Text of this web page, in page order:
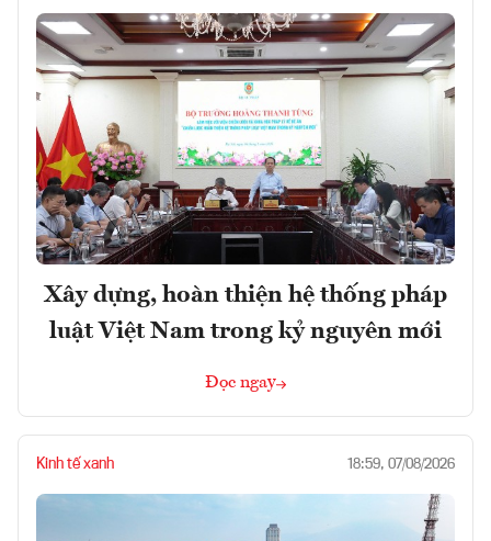
Xây dựng, hoàn thiện hệ thống pháp
luật Việt Nam trong kỷ nguyên mới
Đọc ngay
Kinh tế xanh 18:59, 07/08/2026